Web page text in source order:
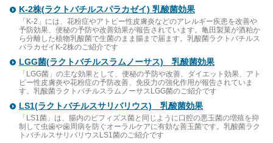
K-2株(ラクトバチルスパラカゼイ) 乳酸菌効果
「K-2」には、花粉症やアトピー性皮膚炎などのアレルギー疾患を改善や
予防効果、便秘の予防や改善効果が報告されています。亀田製菓が酒粕か
ら分離した植物乳酸菌で生菌のまま腸まで届ます。乳酸菌ラクトバチルス
パラカゼイK-2株のご紹介です
LGG菌(ラクトバチルスラムノーサス) 乳酸菌効果
「LGG菌」の主な効果として、便秘の予防や改善、ダイエット効果、アト
ピー性皮膚炎や花粉症の予防改善、免疫力の強化作用が報告されていま
す。乳酸菌ラクトバチルスラムノーサスLGG菌のご紹介です
LS1(ラクトバチルスサリバリウス) 乳酸菌効果
「LS1菌」は、腸内のビフィズス菌と同じように口腔の悪玉菌の増殖を抑
制して虫歯や歯周病を防ぐオーラルケアに有効な善玉菌です。乳酸菌ラク
トバチルスサリバリウスLS1菌のご紹介です